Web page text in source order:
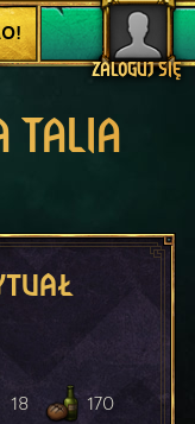
ZALOGUJ SIĘ
TALIA
18 170